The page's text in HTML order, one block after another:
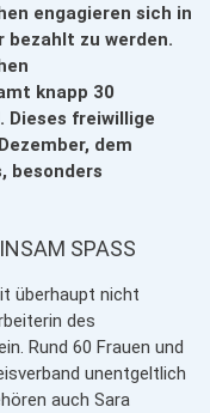
engagieren sich in
bezahlt zu werden.
knapp 30
Dieses freiwillige
dem
besonders
SPASS H
überhaupt nicht
des
Rund 60 Frauen und
unentgeltlich
auch Sara